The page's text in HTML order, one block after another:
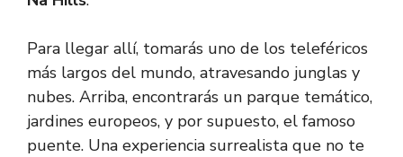
Para llegar allí, tomarás uno de los teleféricos
más largos del mundo, atravesando junglas y
nubes. Arriba, encontrarás un parque temático,
jardines europeos, y por supuesto, el famoso
puente. Una experiencia surrealista que no te